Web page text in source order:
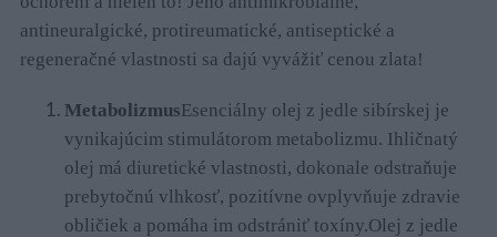
antineuralgické, protireumatické, antiseptické a
regeneračné vlastnosti sa dajú vyvážiť cenou zlata!
MetabolizmusEsenciálny olej z jedle sibírskej je
vynikajúcim stimulátorom metabolizmu. Ihličnatý
olej má diuretické vlastnosti, dokonale odstraňuje
prebytočnú vlhkosť, pozitívne ovplyvňuje zdravie
obličiek a pomáha im odstrániť toxíny.Olej z jedle